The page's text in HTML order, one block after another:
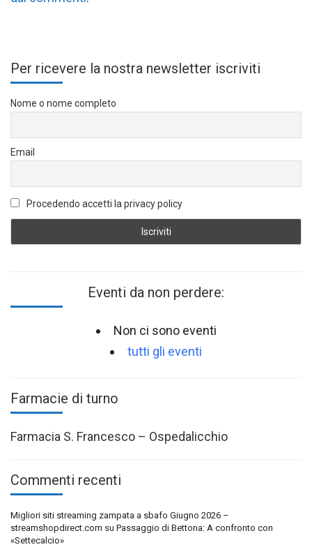
Per ricevere la nostra newsletter iscriviti
Nome o nome completo
Email
Procedendo accetti la privacy policy
Eventi da non perdere:
Non ci sono eventi
tutti gli eventi
Farmacie di turno
Farmacia S. Francesco – Ospedalicchio
Commenti recenti
Migliori siti streaming zampata a sbafo Giugno 2026 –
streamshopdirect.com su Passaggio di Bettona: A confronto con
«Settecalcio»